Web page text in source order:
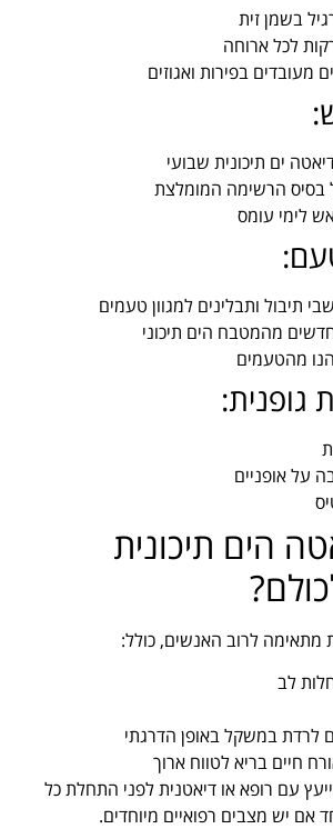
בשמן זית
לכל ארוחה
מעובדים בפירות ואגוזים
ים תיכונית שבועי
בסיס הרשימה המומלצת
לימי עומס
תיבול ותבלינים למגוון טעמים
מהמטבח הים תיכוני
מהטעמים
גופנית:
על אופניים
הים תיכונית
מתאימה לרוב האנשים, כולל:
לב
לרדת במשקל באופן הדרגתי
חיים בריא לטווח ארוך
עם רופא או דיאטנית לפני התחלת כל
אם יש מצבים רפואיים מיוחדים.